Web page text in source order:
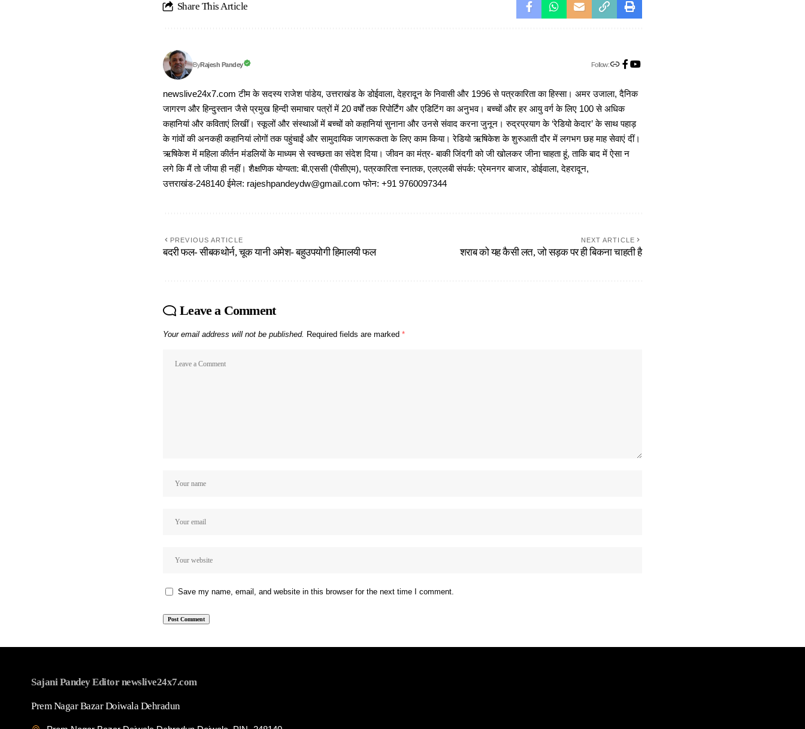
Share This Article
ByRajesh Pandey Follow:
newslive24x7.com टीम के सदस्य राजेश पांडेय, उत्तराखंड के डोईवाला, देहरादून के निवासी और 1996 से पत्रकारिता का हिस्सा। अमर उजाला, दैनिक
जागरण और हिन्दुस्तान जैसे प्रमुख हिन्दी समाचार पत्रों में 20 वर्षों तक रिपोर्टिंग और एडिटिंग का अनुभव। बच्चों और हर आयु वर्ग के लिए 100 से अधिक
कहानियां और कविताएं लिखीं। स्कूलों और संस्थाओं में बच्चों को कहानियां सुनाना और उनसे संवाद करना जुनून। रुद्रप्रयाग के ‘रेडियो केदार’ के साथ पहाड़
के गांवों की अनकही कहानियां लोगों तक पहुंचाईं और सामुदायिक जागरूकता के लिए काम किया। रेडियो ऋषिकेश के शुरुआती दौर में लगभग छह माह सेवाएं दीं।
ऋषिकेश में महिला कीर्तन मंडलियों के माध्यम से स्वच्छता का संदेश दिया। जीवन का मंत्र- बाकी जिंदगी को जी खोलकर जीना चाहता हूं, ताकि बाद में ऐसा न
लगे कि मैं तो जीया ही नहीं। शैक्षणिक योग्यता: बी.एससी (पीसीएम), पत्रकारिता स्नातक, एलएलबी संपर्क: प्रेमनगर बाजार, डोईवाला, देहरादून,
उत्तराखंड-248140 ईमेल: rajeshpandeydw@gmail.com फोन: +91 9760097344
PREVIOUS ARTICLE
बदरी फल- सीबकथोर्न, चूक यानी अमेश- बहुउपयोगी हिमालयी फल
NEXT ARTICLE
शराब को यह कैसी लत, जो सड़क पर ही बिकना चाहती है
Leave a Comment
Your email address will not be published. Required fields are marked *
Save my name, email, and website in this browser for the next time I comment.
Sajani Pandey Editor newslive24x7.com
Prem Nagar Bazar Doiwala Dehradun